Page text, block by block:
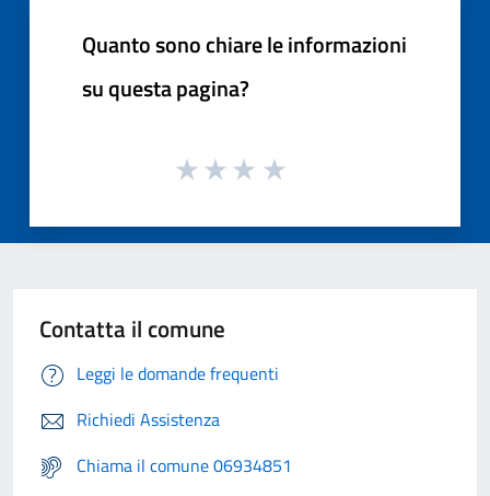
Quanto sono chiare le informazioni
su questa pagina?
Contatta il comune
Leggi le domande frequenti
Richiedi Assistenza
Chiama il comune 06934851